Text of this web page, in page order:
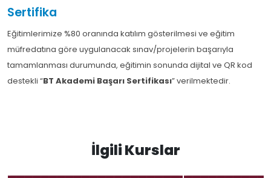
Sertifika
Eğitimlerimize %80 oranında katılım gösterilmesi ve eğitim
müfredatına göre uygulanacak sınav/projelerin başarıyla
tamamlanması durumunda, eğitimin sonunda dijital ve QR kod
destekli “BT Akademi Başarı Sertifikası” verilmektedir.
İlgili Kurslar